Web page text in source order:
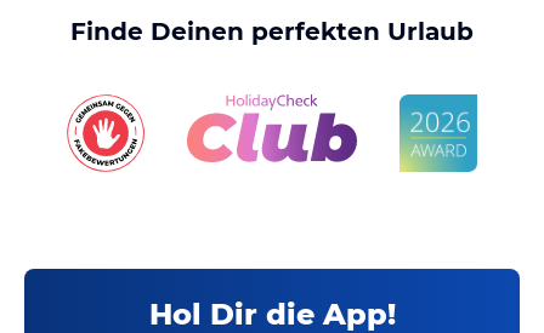
Finde Deinen perfekten Urlaub
Hol Dir die App!